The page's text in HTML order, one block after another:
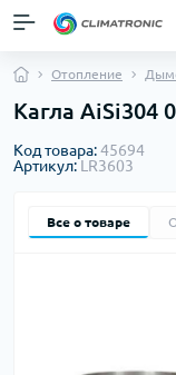
Отопление
Кагла AiSi304
Код товара:45694
Артикул: LR3603
Все о товаре